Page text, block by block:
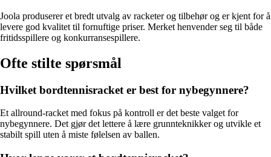
Joola produserer et bredt utvalg av racketer og tilbehør og er kjent for å
levere god kvalitet til fornuftige priser. Merket henvender seg til både
fritidsspillere og konkurransespillere.
Ofte stilte spørsmål
Hvilket bordtennisracket er best for nybegynnere?
Et allround-racket med fokus på kontroll er det beste valget for
nybegynnere. Det gjør det lettere å lære grunnteknikker og utvikle et
stabilt spill uten å miste følelsen av ballen.